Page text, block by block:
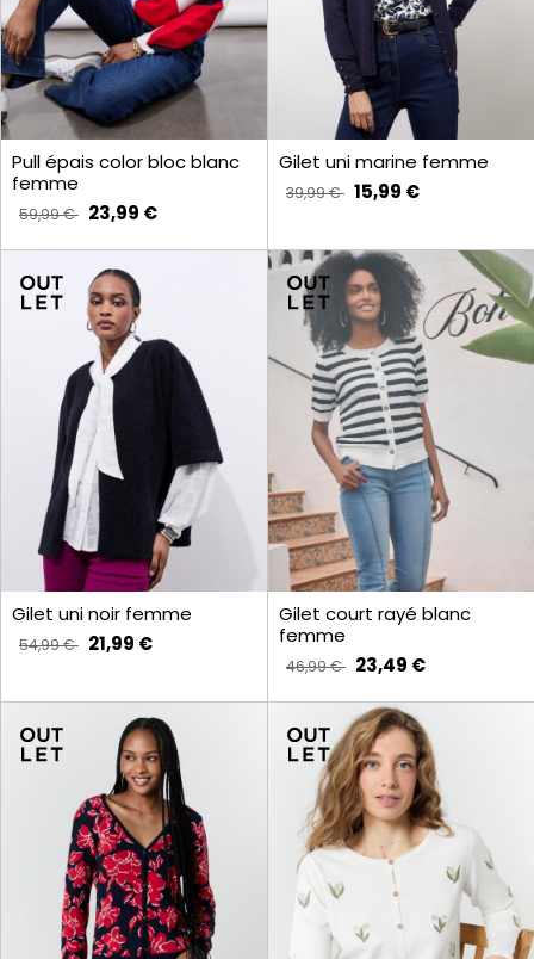
Pull épais color bloc blanc
femme
59,99 € 23,99 €
Gilet uni marine femme
39,99 € 15,99 €
Gilet uni noir femme
54,99 € 21,99 €
Gilet court rayé blanc
femme
46,99 € 23,49 €